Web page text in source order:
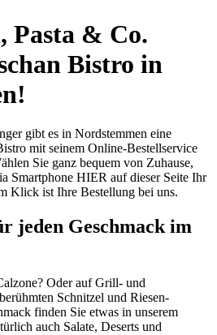
Pasta & Co.
Bistro in
gibt es in Nordstemmen eine
mit seinem Online-Bestellservice
Sie ganz bequem von Zuhause,
Smartphone HIER auf dieser Seite Ihr
Klick ist Ihre Bestellung bei uns.
jeden Geschmack im
Oder auf Grill- und
Schnitzel und Riesen-
finden Sie etwas in unserem
auch Salate, Deserts und